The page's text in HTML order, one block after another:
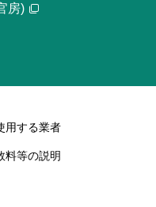
房)
用する業者
料等の説明